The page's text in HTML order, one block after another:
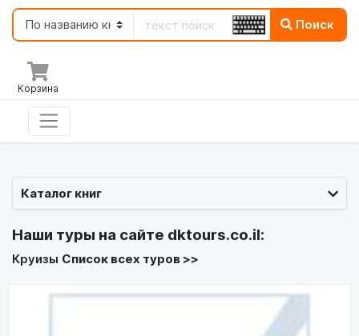
Поиск
Корзина
Каталог книг
Наши туры на сайте dktours.co.il:
Круизы Список всех туров >>